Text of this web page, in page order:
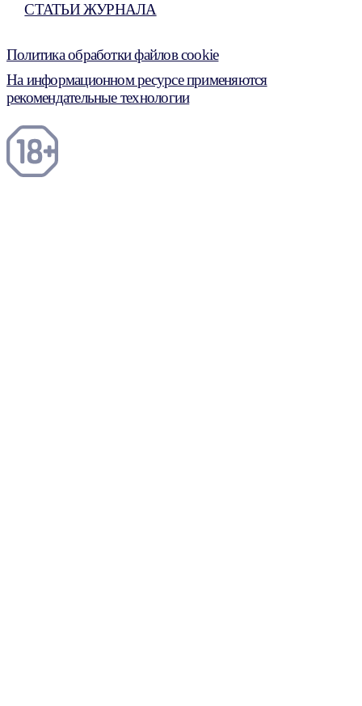
СТАТЬИ ЖУРНАЛА
Политика обработки файлов cookie
На информационном ресурсе применяются
рекомендательные технологии